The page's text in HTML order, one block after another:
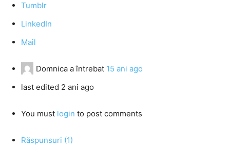
Tumblr
LinkedIn
Mail
Domnica a întrebat 15 ani ago
last edited 2 ani ago
You must login to post comments
Răspunsuri (1)